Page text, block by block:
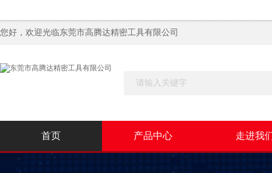
您好，欢迎光临东莞市高腾达精密工具有限公司
首页 产品中心 走进我